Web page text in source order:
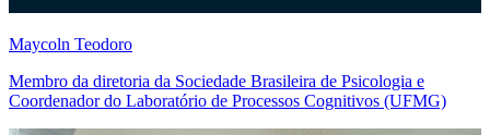
Maycoln Teodoro
Membro da diretoria da Sociedade Brasileira de Psicologia e
Coordenador do Laboratório de Processos Cognitivos (UFMG)